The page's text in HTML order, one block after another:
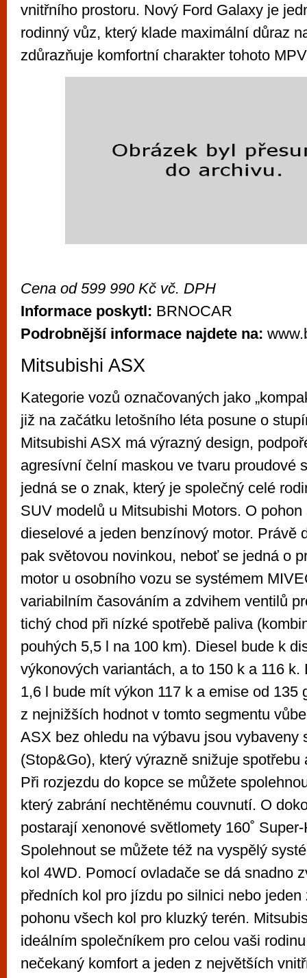
vnitřního prostoru. Nový Ford Galaxy je
rodinný vůz, který klade maximální důraz
zdůrazňuje komfortní charakter tohoto
Cena od 599 990 Kč vč. DPH
Informace poskytl: BRNOCAR
Podrobnější informace najdete na:
Mitsubishi ASX
Kategorie vozů označovaných jako
již na začátku letošního léta posune o
Mitsubishi ASX má výrazný design,
agresívní čelní maskou ve tvaru proudové
jedná se o znak, který je společný celé
SUV modelů u Mitsubishi Motors. O
dieselové a jeden benzínový motor. Právě
pak světovou novinkou, neboť se jedná o
motor u osobního vozu se systémem
variabilním časováním a zdvihem ventilů
tichý chod při nízké spotřebě paliva
pouhých 5,5 l na 100 km). Diesel bude k
výkonových variantách, a to 150 k a 116 k.
1,6 l bude mít výkon 117 k a emise od 135
z nejnižších hodnot v tomto segmentu
ASX bez ohledu na výbavu jsou vybaveny
(Stop&Go), který výrazně snižuje spotřebu
Při rozjezdu do kopce se můžete
který zabrání nechtěnému couvnutí. O
postarají xenonové světlomety 160˚
Spolehnout se můžete též na vyspělý
kol 4WD. Pomocí ovladače se dá snadno
předních kol pro jízdu po silnici nebo jeden
pohonu všech kol pro kluzký terén.
ideálním společníkem pro celou vaši
nečekaný komfort a jeden z největších